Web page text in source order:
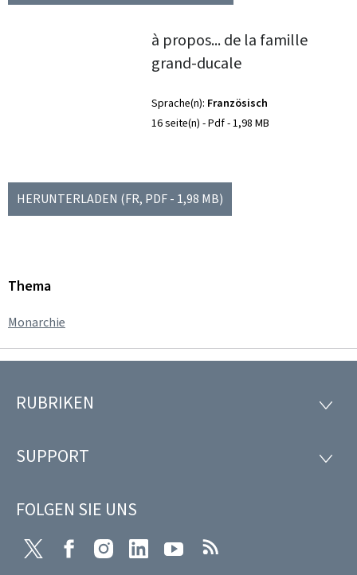
à propos... de la famille
grand-ducale
Sprache(n) Französisch
16 seite(n) Pdf 1,98 MB
HERUNTERLADEN (FR, PDF - 1,98 MB)
Thema
Monarchie
Footer
RUBRIKEN
SUPPORT
FOLGEN SIE UNS
Twitter FacebookInstagramLinkedIn Youtube